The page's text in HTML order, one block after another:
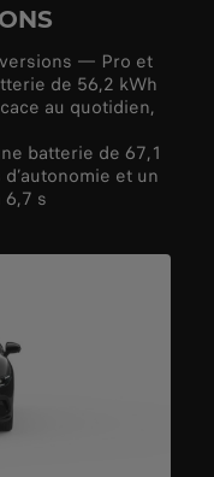
— Pro et
de 56,2 kWh
au quotidien,
batterie de 67,1
et un
s